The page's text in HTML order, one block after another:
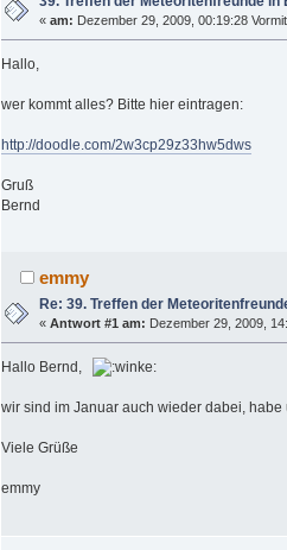
«am: Dezember 29, 2009, 00:19:28
Hallo,
wer kommt alles? Bitte hier eintragen:
http://doodle.com/2w3cp29z33hw5dws
Gruß
Bernd
emmy
Re: 39. Treffen der
«Antwort #1 am: Dezember 29, 2009,
Hallo Bernd,
wir sind im Januar auch wieder dabei,
Viele Grüße
emmy